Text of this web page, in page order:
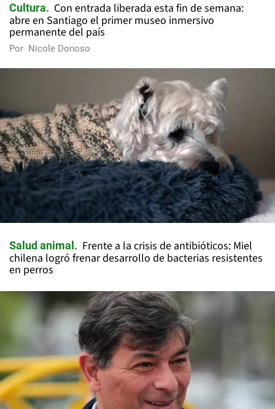
Cultura
Con entrada liberada esta fin de semana:
abre en Santiago el primer museo inmersivo
permanente del país
Por Nicole Donoso
Salud animal
Frente a la crisis de antibióticos: Miel
chilena logró frenar desarrollo de bacterias resistentes
en perros